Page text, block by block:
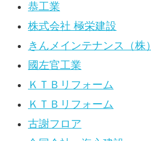
恭工業
株式会社 極栄建設
きんメインテナンス（株）
國左官工業
ＫＴＢリフォーム
ＫＴＢリフォーム
古謝フロア